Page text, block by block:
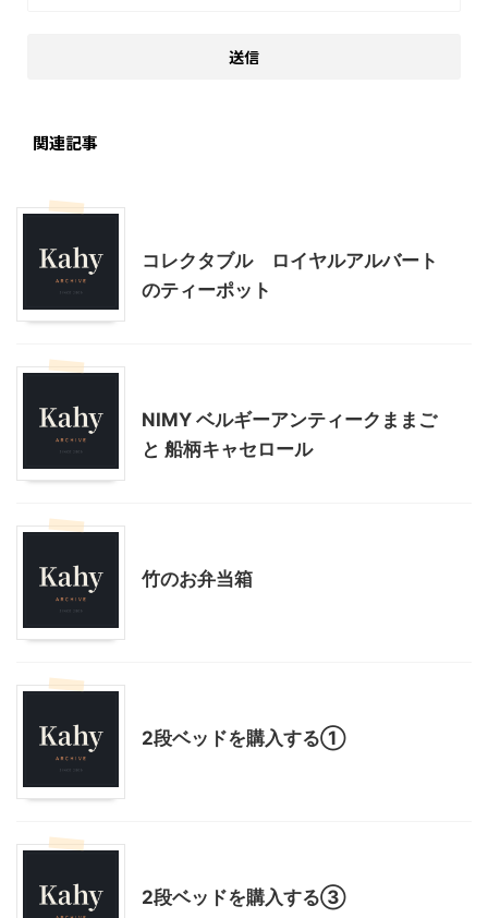
関連記事
コレクタブル ロイヤルアルバート
のティーポット
NIMY ベルギーアンティークままご
と 船柄キャセロール
竹のお弁当箱
2段ベッドを購入する①
2段ベッドを購入する③